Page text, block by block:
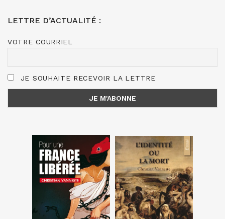
LETTRE D’ACTUALITÉ :
VOTRE COURRIEL
JE SOUHAITE RECEVOIR LA LETTRE